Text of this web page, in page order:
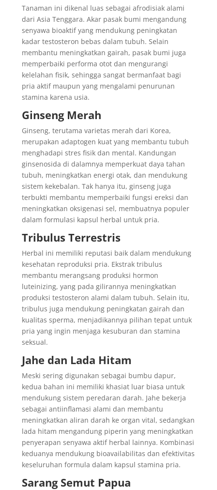
Tanaman ini dikenal luas sebagai afrodisiak alami
dari Asia Tenggara. Akar pasak bumi mengandung
senyawa bioaktif yang mendukung peningkatan
kadar testosteron bebas dalam tubuh. Selain
membantu meningkatkan gairah, pasak bumi juga
memperbaiki performa otot dan mengurangi
kelelahan fisik, sehingga sangat bermanfaat bagi
pria aktif maupun yang mengalami penurunan
stamina karena usia.
Ginseng Merah
Ginseng, terutama varietas merah dari Korea,
merupakan adaptogen kuat yang membantu tubuh
menghadapi stres fisik dan mental. Kandungan
ginsenosida di dalamnya memperkuat daya tahan
tubuh, meningkatkan energi otak, dan mendukung
sistem kekebalan. Tak hanya itu, ginseng juga
terbukti membantu memperbaiki fungsi ereksi dan
meningkatkan oksigenasi sel, membuatnya populer
dalam formulasi kapsul herbal untuk pria.
Tribulus Terrestris
Herbal ini memiliki reputasi baik dalam mendukung
kesehatan reproduksi pria. Ekstrak tribulus
membantu merangsang produksi hormon
luteinizing, yang pada gilirannya meningkatkan
produksi testosteron alami dalam tubuh. Selain itu,
tribulus juga mendukung peningkatan gairah dan
kualitas sperma, menjadikannya pilihan tepat untuk
pria yang ingin menjaga kesuburan dan stamina
seksual.
Jahe dan Lada Hitam
Meski sering digunakan sebagai bumbu dapur,
kedua bahan ini memiliki khasiat luar biasa untuk
mendukung sistem peredaran darah. Jahe bekerja
sebagai antiinflamasi alami dan membantu
meningkatkan aliran darah ke organ vital, sedangkan
lada hitam mengandung piperin yang meningkatkan
penyerapan senyawa aktif herbal lainnya. Kombinasi
keduanya mendukung bioavailabilitas dan efektivitas
keseluruhan formula dalam kapsul stamina pria.
Sarang Semut Papua